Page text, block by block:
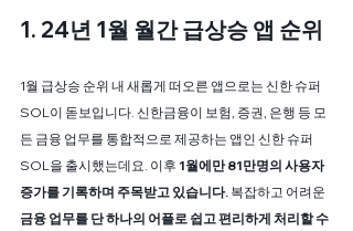
1. 24년 1월 월간 급상승 앱 순위
1월 급상승 순위 내 새롭게 떠오른 앱으로는 신한 슈퍼
SOL이 돋보입니다. 신한금융이 보험, 증권, 은행 등 모
든 금융 업무를 통합적으로 제공하는 앱인 신한 슈퍼
SOL을 출시했는데요. 이후 1월에만 81만명의 사용자
증가를 기록하며 주목받고 있습니다. 복잡하고 어려운
금융 업무를 단 하나의 어플로 쉽고 편리하게 처리할 수